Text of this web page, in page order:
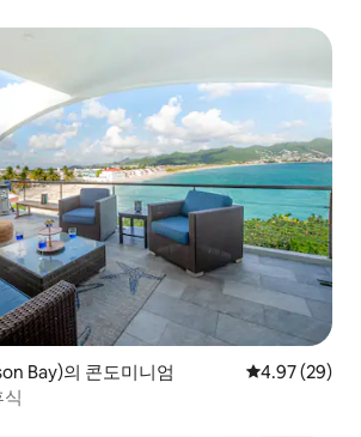
Bay)의 콘도미니엄 평점 4.97점(5
4.97 (29)